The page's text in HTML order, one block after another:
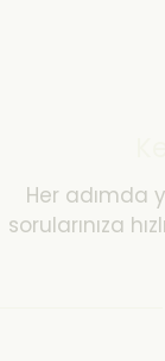
Her adımda
sorularınıza